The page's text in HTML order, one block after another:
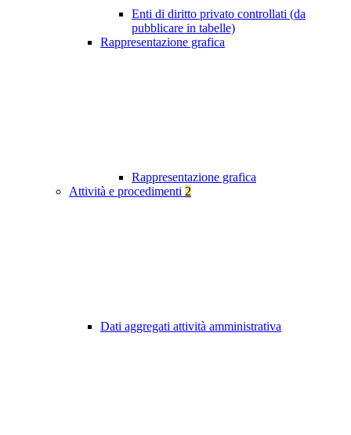
Enti di diritto privato controllati (da
pubblicare in tabelle)
Rappresentazione grafica
Rappresentazione grafica
Attività e procedimenti 2
Dati aggregati attività amministrativa